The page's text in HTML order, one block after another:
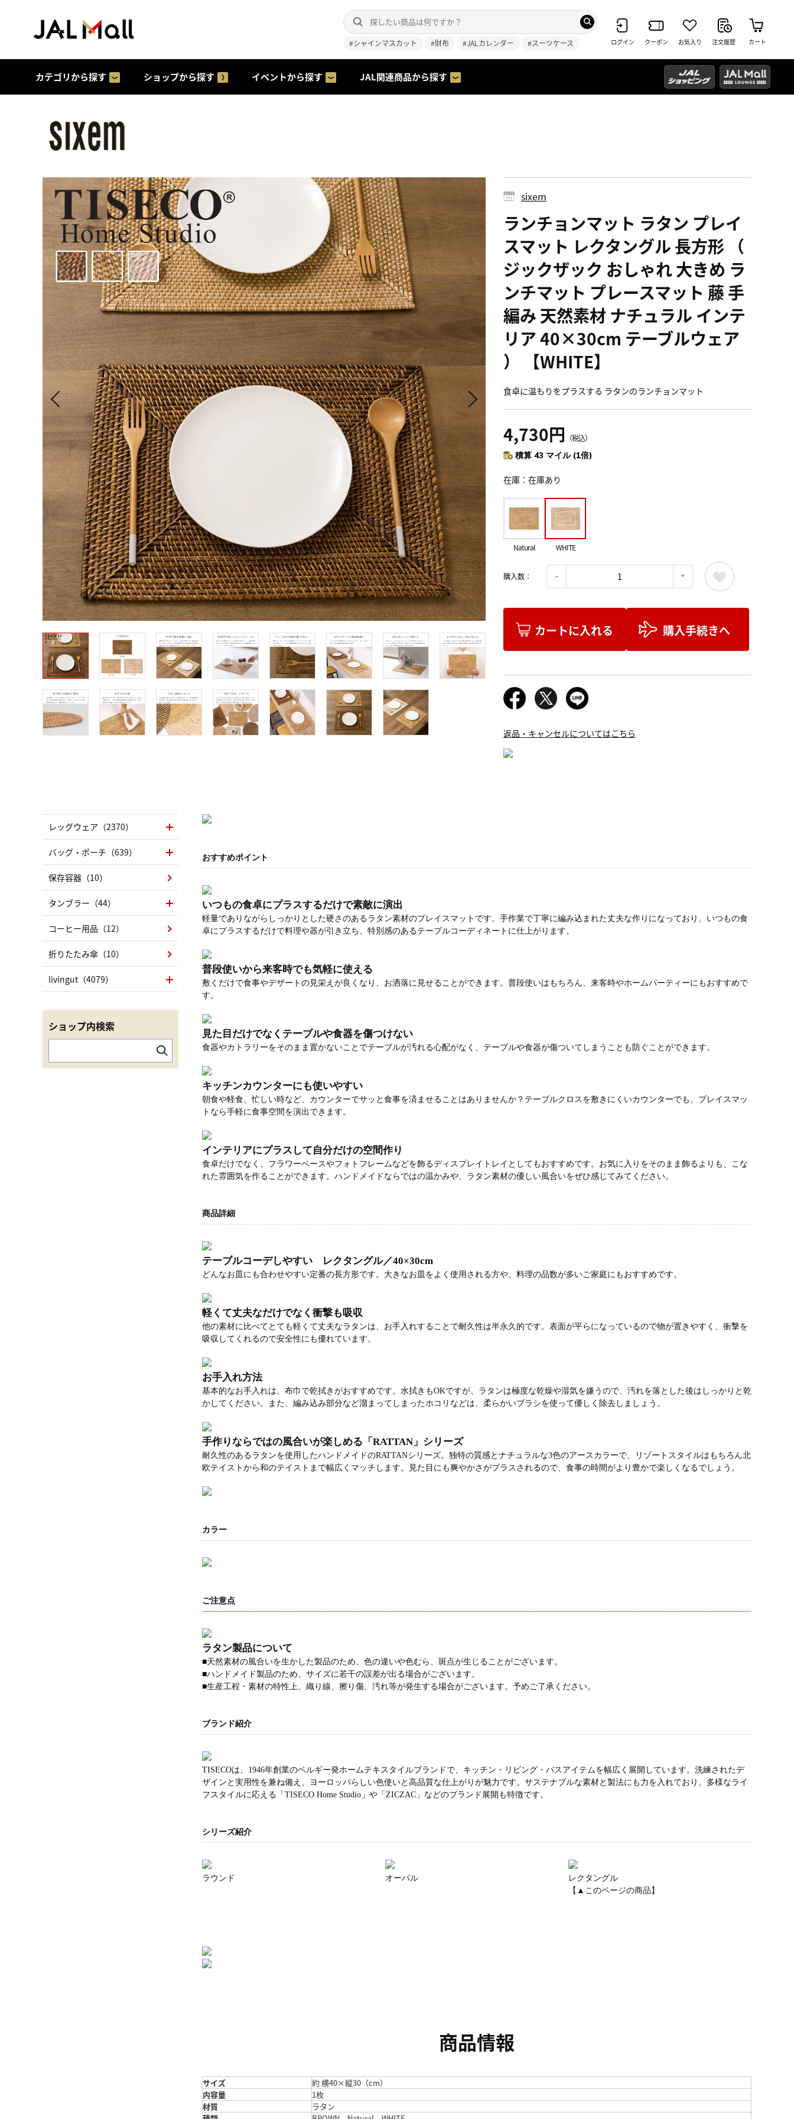
#シャインマスカット #財布 #JALカレンダー #スーツケース ログイン クーポン お気入り 注文履歴 カート
カテゴリから探す ショップから探す イベントから探す JAL関連商品から探す
sixem
ランチョンマット ラタン プレイ
スマット レクタングル 長方形 （
ジックザック おしゃれ 大きめ ラ
ンチマット プレースマット 藤 手
編み 天然素材 ナチュラル インテ
リア 40×30cm テーブルウェア
） 【WHITE】
食卓に温もりをプラスする ラタンのランチョンマット
4,730円 （税込）
積算 43 マイル (1倍)
在庫 在庫あり
Natural WHITE
購入数：
カートに入れる 購入手続きへ
返品・キャンセルについてはこちら
おすすめポイント
いつもの食卓にプラスするだけで素敵に演出
軽量でありながらしっかりとした硬さのあるラタン素材のプレイスマットです。手作業で丁寧に編み込まれた丈夫な作りになっており、いつもの食
卓にプラスするだけで料理や器が引き立ち、特別感のあるテーブルコーディネートに仕上がります。
普段使いから来客時でも気軽に使える
敷くだけで食事やデザートの見栄えが良くなり、お洒落に見せることができます。普段使いはもちろん、来客時やホームパーティーにもおすすめで
す。
見た目だけでなくテーブルや食器を傷つけない
食器やカトラリーをそのまま置かないことでテーブルが汚れる心配がなく、テーブルや食器が傷ついてしまうことも防ぐことができます。
キッチンカウンターにも使いやすい
朝食や軽食、忙しい時など、カウンターでサッと食事を済ませることはありませんか？テーブルクロスを敷きにくいカウンターでも、プレイスマッ
トなら手軽に食事空間を演出できます。
インテリアにプラスして自分だけの空間作り
食卓だけでなく、フラワーベースやフォトフレームなどを飾るディスプレイトレイとしてもおすすめです。お気に入りをそのまま飾るよりも、こな
れた雰囲気を作ることができます。ハンドメイドならではの温かみや、ラタン素材の優しい風合いをぜひ感じてみてください。
商品詳細
テーブルコーデしやすい レクタングル／40×30cm
どんなお皿にも合わせやすい定番の長方形です。大きなお皿をよく使用される方や、料理の品数が多いご家庭にもおすすめです。
軽くて丈夫なだけでなく衝撃も吸収
他の素材に比べてとても軽くて丈夫なラタンは、お手入れすることで耐久性は半永久的です。表面が平らになっているので物が置きやすく、衝撃を
吸収してくれるので安全性にも優れています。
お手入れ方法
基本的なお手入れは、布巾で乾拭きがおすすめです。水拭きもOKですが、ラタンは極度な乾燥や湿気を嫌うので、汚れを落とした後はしっかりと乾
かしてください。また、編み込み部分など溜まってしまったホコリなどは、柔らかいブラシを使って優しく除去しましょう。
手作りならではの風合いが楽しめる「RATTAN」シリーズ
耐久性のあるラタンを使用したハンドメイドのRATTANシリーズ。独特の質感とナチュラルな3色のアースカラーで、リゾートスタイルはもちろん北
欧テイストから和のテイストまで幅広くマッチします。見た目にも爽やかさがプラスされるので、食事の時間がより豊かで楽しくなるでしょう。
カラー
ご注意点
ラタン製品について
■天然素材の風合いを生かした製品のため、色の違いや色むら、斑点が生じることがございます。
■ハンドメイド製品のため、サイズに若干の誤差が出る場合がございます。
■生産工程・素材の特性上、織り線、擦り傷、汚れ等が発生する場合がございます。予めご了承ください。
ブランド紹介
TISECOは、1946年創業のベルギー発ホームテキスタイルブランドで、キッチン・リビング・バスアイテムを幅広く展開しています。洗練されたデ
ザインと実用性を兼ね備え、ヨーロッパらしい色使いと高品質な仕上がりが魅力です。サステナブルな素材と製法にも力を入れており、多様なライ
フスタイルに応える「TISECO Home Studio」や「ZICZAC」などのブランド展開も特徴です。
シリーズ紹介
ラウンド オーバル
レクタングル
【▲このページの商品】
商品情報
サイズ
約 横40×縦30（cm）
内容量
1枚
材質
ラタン
レッグウェア（2370）
バッグ・ポーチ（639）
保存容器（10）
タンブラー（44）
コーヒー用品（12）
折りたたみ傘（10）
livingut（4079）
ショップ内検索